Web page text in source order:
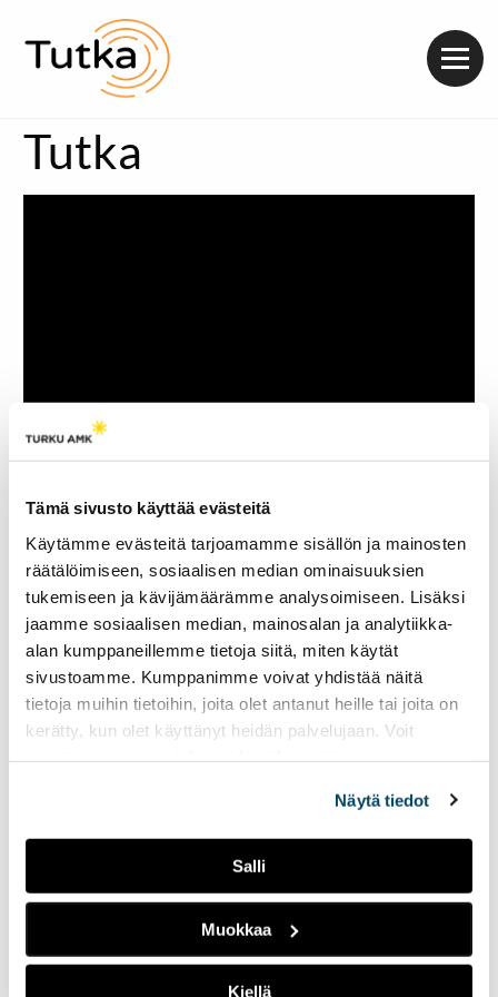
Tämä sivusto käyttää evästeitä
Käytämme evästeitä tarjoamamme sisällön ja mainosten
räätälöimiseen, sosiaalisen median ominaisuuksien
tukemiseen ja kävijämäärämme analysoimiseen. Lisäksi
jaamme sosiaalisen median, mainosalan ja analytiikka-
alan kumppaneillemme tietoja siitä, miten käytät
sivustoamme. Kumppanimme voivat yhdistää näitä
tietoja muihin tietoihin, joita olet antanut heille tai joita on
kerätty, kun olet käyttänyt heidän palvelujaan. Voit
Näytä tiedot
Salli
Muokkaa
Kiellä
Tutka
On tärkeää, että tatuoinnin poistaa lääkäri tai
sairaanhoitaja terveydenhuollon yksikössä. Nelli Heiska
kertoo, että ammattihenkilöiden ammattioikeuden voi
tarkastaa mm. sosiaali- ja terveydenhuollon
ammattihenkilöiden keskusrekisteristä, JulkiTerhikistä.